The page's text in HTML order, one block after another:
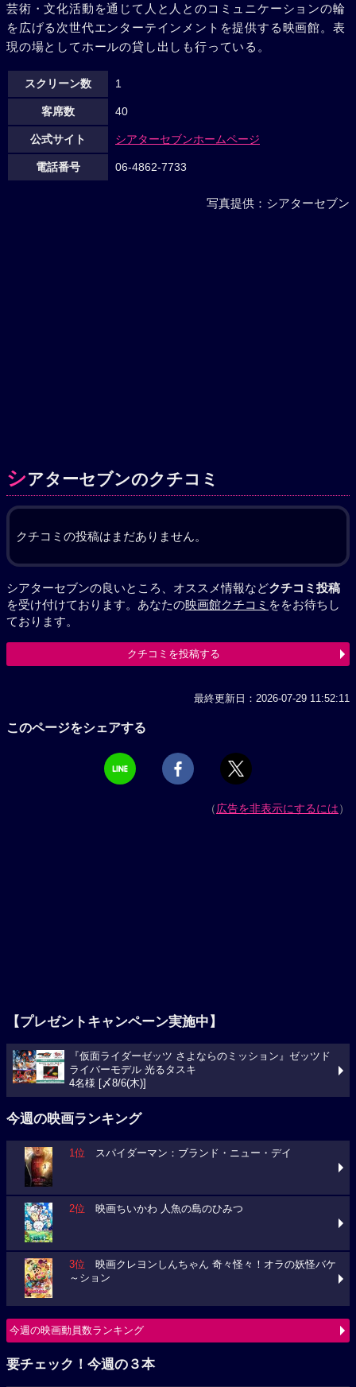
芸術・文化活動を通じて人と人とのコミュニケーションの輪
を広げる次世代エンターテインメントを提供する映画館。表
現の場としてホールの貸し出しも行っている。
スクリーン数 1
客席数 40
公式サイト シアターセブンホームページ
電話番号 06-4862-7733
写真提供：シアターセブン
シアターセブンのクチコミ
クチコミの投稿はまだありません。
シアターセブンの良いところ、オススメ情報などクチコミ投稿
を受け付けております。あなたの映画館クチコミ ををお待ちし
ております。
クチコミを投稿する
最終更新日：2026-07-29 11:52:11
このページをシェアする
（広告を非表示にするには）
【プレゼントキャンペーン実施中】
『仮面ライダーゼッツ さよならのミッション』ゼッツド
ライバーモデル 光るタスキ
4名様 [〆8/6(木)]
今週の映画ランキング
1位 スパイダーマン：ブランド・ニュー・デイ
2位 映画ちいかわ 人魚の島のひみつ
3位 映画クレヨンしんちゃん 奇々怪々！オラの妖怪バケ
～ション
今週の映画動員数ランキング
要チェック！今週の３本